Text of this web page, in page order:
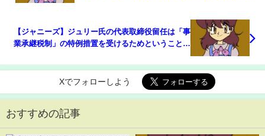
【ジャニーズ】ジュリー氏の代表取締役留任は「事
業承継税制」の特例措置を受けるためということに
Xでフォローしよう
おすすめの記事